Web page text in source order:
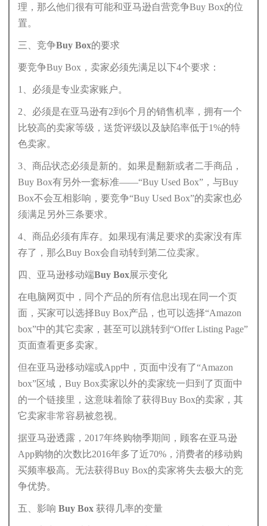
理，那么他们很有可能和亚马逊自营竞争Buy Box的位
置。
三、竞争Buy Box的要求
要竞争Buy Box，卖家必须先满足以下4个要求：
1、必须是专业卖家账户。
2、必须是在亚马逊有2到6个月的销售机率，拥有一个
比较高的卖家等级，送货评级以及缺陷率低于1%的特
色卖家。
3、商品状态必须是新的。如果是翻新或者二手商品，
Buy Box有另外一套标准——“Buy Used Box”，与Buy
Box不会互相影响，要竞争“Buy Used Box”的卖家也必
须满足另外三条要求。
4、商品必须有库存。如果现有满足要求的卖家没有库
存了，那么Buy Box会自动转到第二位卖家。
四、亚马逊移动端Buy Box展示变化
在电脑网页中，同个产品的所有信息出现在同一个页
面，买家可以选择Buy Box产品，也可以选择“Amazon
box”中的其它卖家，甚至可以跳转到“Offer Listing Page”
页面查看更多卖家。
但在亚马逊移动端或App中，页面中没有了“Amazon
box”区域，Buy Box卖家以外的卖家统一归到了页面中
的一个链接里，这意味着除了获得Buy Box的卖家，其
它卖家非常容易被忽视。
据亚马逊透露，2017年终购物季期间，顾客在亚马逊
App购物的次数比2016年多了近70%，消费者的移动购
买频率极高。无法获得Buy Box的卖家将失去极大的竞
争优势。
五、影响 Buy Box 获得几率的变量